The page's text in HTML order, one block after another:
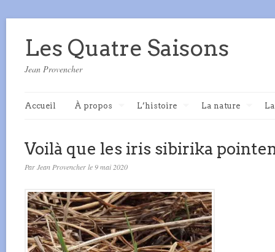
Les Quatre Saisons
Jean Provencher
Accueil À propos L’histoire La nature
Voilà que les iris sibirika
Par Jean Provencher le 9 mai 2020